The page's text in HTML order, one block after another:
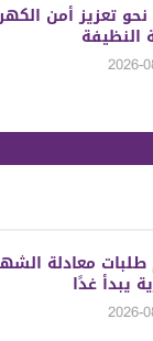
تعزيز أمن
النظيفة
معادلة
يبدأ غدًا